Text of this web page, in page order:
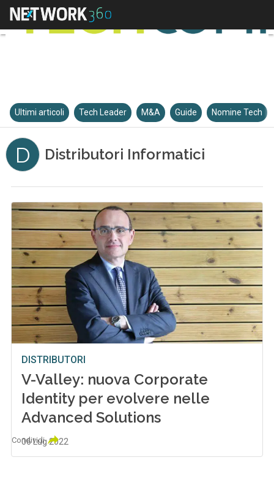
Ultimi articoli Tech Leader M&A Guide Nomine Tech
D Distributori Informatici
DISTRIBUTORI
V-Valley: nuova Corporate
Identity per evolvere nelle
Advanced Solutions
06 Lug 2022
Condividi